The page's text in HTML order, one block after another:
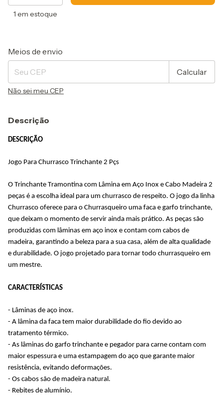
1 em estoque
Entregas para o CEP:
Meios de envio
Calcular
Não sei meu CEP
Descrição
DESCRIÇÃO
Jogo Para Churrasco Trinchante 2 Pçs
O Trinchante Tramontina com Lâmina em Aço Inox e Cabo Madeira 2
peças é a escolha ideal para um churrasco de respeito. O jogo da linha
Churrasco oferece para o Churrasqueiro uma faca e garfo trinchante,
que deixam o momento de servir ainda mais prático. As peças são
produzidas com lâminas em aço inox e contam com cabos de
madeira, garantindo a beleza para a sua casa, além de alta qualidade
e durabilidade. O jogo projetado para tornar todo churrasqueiro em
um mestre.
CARACTERÍSTICAS
- Lâminas de aço inox.
- A lâmina da faca tem maior durabilidade do fio devido ao
tratamento térmico.
- As lâminas do garfo trinchante e pegador para carne contam com
maior espessura e uma estampagem do aço que garante maior
resistência, evitando deformações.
- Os cabos são de madeira natural.
- Rebites de alumínio.